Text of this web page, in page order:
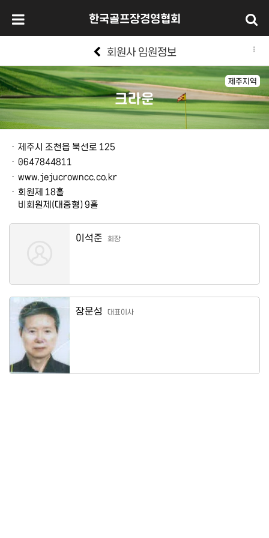
한국골프장경영협회
회원사 임원정보
제주지역
크라운
본문
ㆍ 제주시 조천읍 북선로 125
ㆍ 0647844811
ㆍ www.jejucrowncc.co.kr
ㆍ 회원제 18홀
비회원제(대중형) 9홀
이석준 회장
장문성 대표이사